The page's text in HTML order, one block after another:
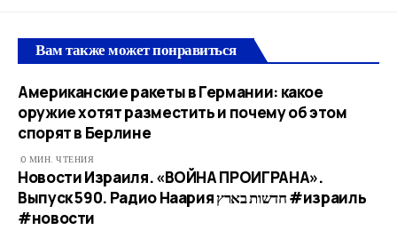
Вам также может понравиться
Американские ракеты в Германии: какое
оружие хотят разместить и почему об этом
спорят в Берлине
0 МИН. ЧТЕНИЯ
Новости Израиля. «ВОЙНА ПРОИГРАНА».
Выпуск 590. Радио Наария חדשות בארץ #израиль
#новости